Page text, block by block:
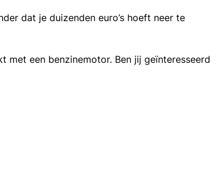
dat je duizenden euro’s hoeft neer te
een benzinemotor. Ben jij geïnteresseerd